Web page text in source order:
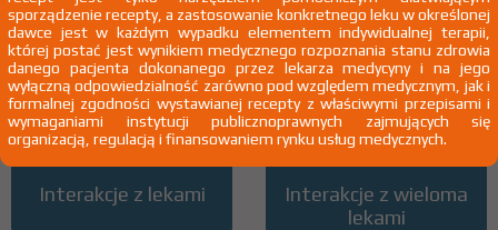
Interakcje z lekami
Interakcje z wieloma
lekami
sporządzenie recepty, a zastosowanie konkretnego leku w określonej
dawce jest w każdym wypadku elementem indywidualnej terapii,
której postać jest wynikiem medycznego rozpoznania stanu zdrowia
danego pacjenta dokonanego przez lekarza medycyny i na jego
wyłączną odpowiedzialność zarówno pod względem medycznym, jak i
formalnej zgodności wystawianej recepty z właściwymi przepisami i
wymaganiami instytucji publicznoprawnych zajmujących się
organizacją, regulacją i finansowaniem rynku usług medycznych.